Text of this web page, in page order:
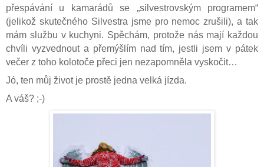
přespávání u kamarádů se „silvestrovským programem“
(jelikož skutečného Silvestra jsme pro nemoc zrušili), a tak
mám službu v kuchyni. Spěchám, protože nás mají každou
chvíli vyzvednout a přemýšlím nad tím, jestli jsem v pátek
večer z toho kolotoče přeci jen nezapomněla vyskočit…
Jó, ten můj život je prostě jedna velká jízda.
A váš? ;-)